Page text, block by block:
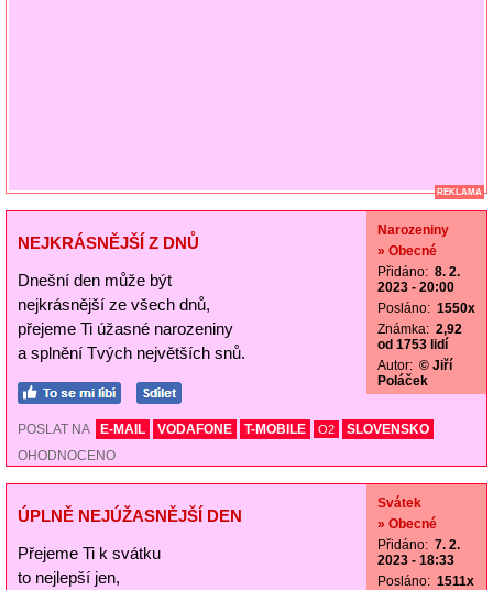
REKLAMA
NEJKRÁSNĚJŠÍ Z DNŮ
Dnešní den může být
nejkrásnější ze všech dnů,
přejeme Ti úžasné narozeniny
a splnění Tvých největších snů.
Narozeniny
» Obecné
Přidáno: 8. 2.
2023 - 20:00
Posláno: 1550x
Známka: 2,92
od 1753 lidí
Autor: © Jiří
Poláček
POSLAT NA E-MAIL VODAFONE T-MOBILE O2
SLOVENSKO
OHODNOCENO
ÚPLNĚ NEJÚŽASNĚJŠÍ DEN
Přejeme Ti k svátku
to nejlepší jen,
Svátek
» Obecné
Přidáno: 7. 2.
2023 - 18:33
Posláno: 1511x